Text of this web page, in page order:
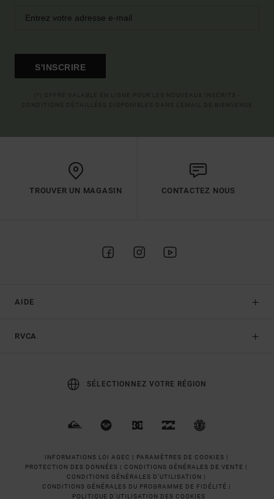
S'INSCRIRE
TROUVER UN MAGASIN CONTACTEZ NOUS
AIDE
RVCA
SÉLECTIONNEZ VOTRE RÉGION
INFORMATIONS LOI AGEC | PARAMÈTRES DE COOKIES |
PROTECTION DES DONNÉES | CONDITIONS GÉNÉRALES DE VENTE |
CONDITIONS GÉNÉRALES D'UTILISATION |
CONDITIONS GÉNÉRALES DU PROGRAMME DE FIDÉLITÉ |
POLITIQUE D'UTILISATION DES COOKIES